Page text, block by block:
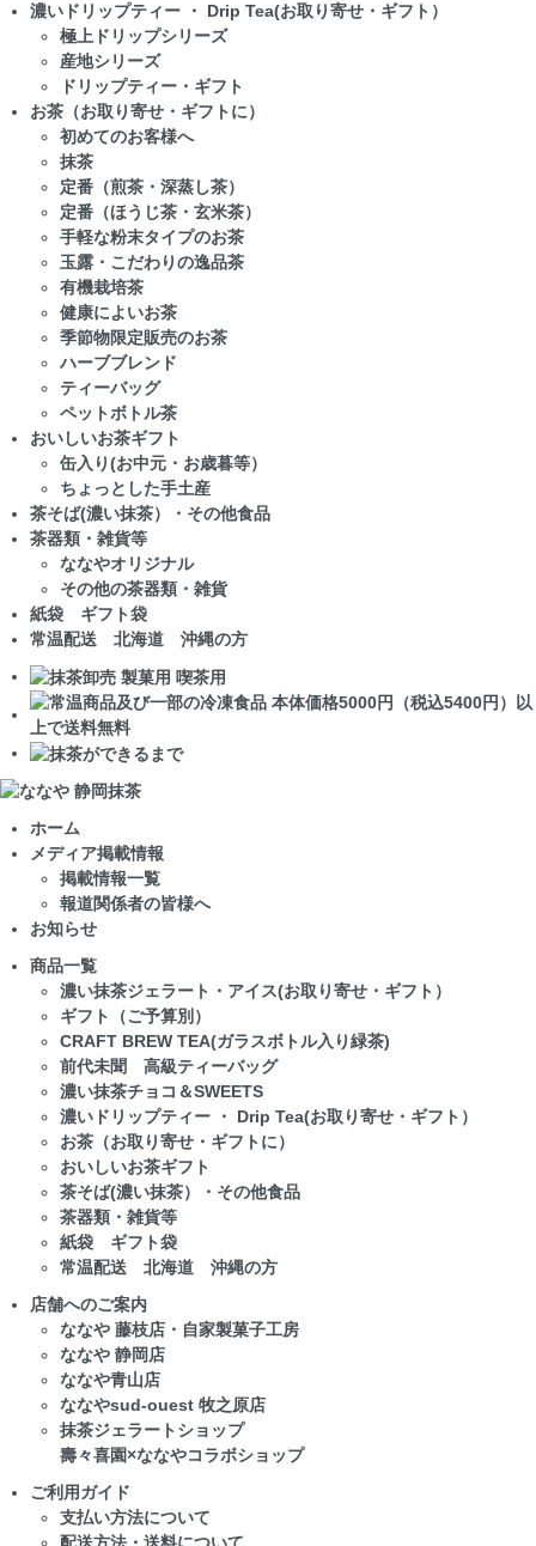
濃いドリップティー ・ Drip Tea(お取り寄せ・ギフト）
極上ドリップシリーズ
産地シリーズ
ドリップティー・ギフト
お茶（お取り寄せ・ギフトに）
初めてのお客様へ
抹茶
定番（煎茶・深蒸し茶）
定番（ほうじ茶・玄米茶）
手軽な粉末タイプのお茶
玉露・こだわりの逸品茶
有機栽培茶
健康によいお茶
季節物限定販売のお茶
ハーブブレンド
ティーバッグ
ペットボトル茶
おいしいお茶ギフト
缶入り(お中元・お歳暮等）
ちょっとした手土産
茶そば(濃い抹茶）・その他食品
茶器類・雑貨等
ななやオリジナル
その他の茶器類・雑貨
紙袋 ギフト袋
常温配送 北海道 沖縄の方
ホーム
メディア掲載情報
掲載情報一覧
報道関係者の皆様へ
お知らせ
商品一覧
濃い抹茶ジェラート・アイス(お取り寄せ・ギフト）
ギフト（ご予算別）
CRAFT BREW TEA(ガラスボトル入り緑茶)
前代未聞 高級ティーバッグ
濃い抹茶チョコ＆SWEETS
濃いドリップティー ・ Drip Tea(お取り寄せ・ギフト）
お茶（お取り寄せ・ギフトに）
おいしいお茶ギフト
茶そば(濃い抹茶）・その他食品
茶器類・雑貨等
紙袋 ギフト袋
常温配送 北海道 沖縄の方
店舗へのご案内
ななや 藤枝店・自家製菓子工房
ななや 静岡店
ななや青山店
ななやsud-ouest 牧之原店
抹茶ジェラートショップ
壽々喜園×ななやコラボショップ
ご利用ガイド
支払い方法について